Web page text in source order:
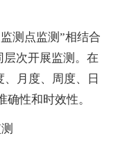
测点监测”相结合
次开展监测。在
月度、周度、日
性和时效性。